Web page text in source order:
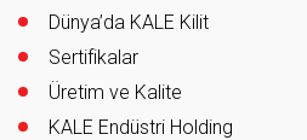
Dünya’da KALE Kilit
Sertifikalar
Üretim ve Kalite
KALE Endüstri Holding